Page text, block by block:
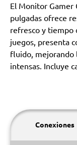
El Monitor Gamer
pulgadas ofrece
refresco y tiempo
juegos, presenta
fluido, mejorando
intensas. Incluye
Conexiones